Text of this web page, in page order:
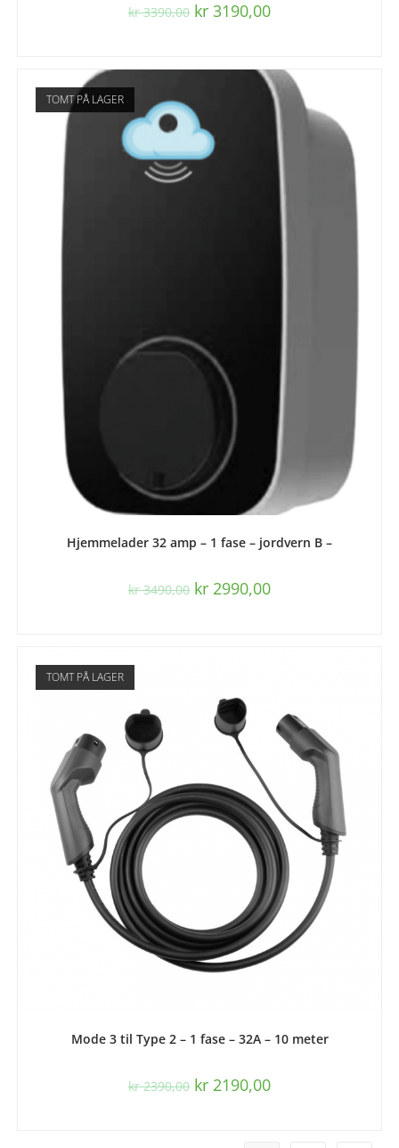
kr3390,00 kr 3190,00
TOMT PÅ LAGER
Hjemmelader 32 amp – 1 fase – jordvern B –
kr3490,00 kr 2990,00
TOMT PÅ LAGER
Mode 3 til Type 2 – 1 fase – 32A – 10 meter
kr2390,00 kr 2190,00